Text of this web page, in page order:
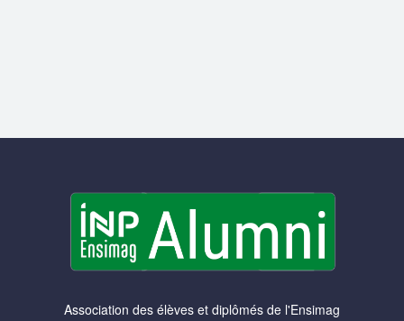
Association des élèves et diplômés de l'Ensimag